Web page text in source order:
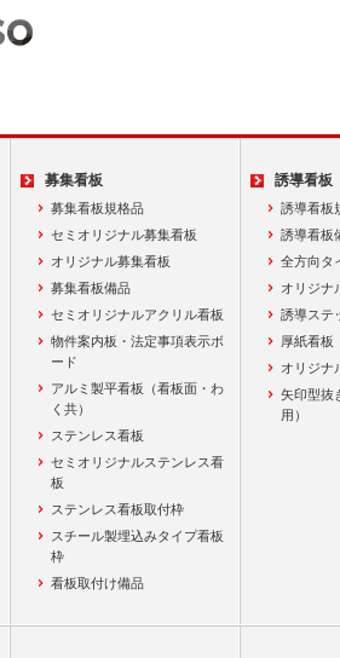
募集看板
募集看板規格品
セミオリジナル募集看板
オリジナル募集看板
募集看板備品
セミオリジナルアクリル看板
物件案内板・法定事項表示ボ
ード
アルミ製平看板（看板面・わ
く共）
ステンレス看板
セミオリジナルステンレス看
板
ステンレス看板取付枠
スチール製埋込みタイプ看板
枠
看板取付け備品
誘導看板
誘導看板
誘導看板
全方向タ
オリジナ
誘導ステ
厚紙看板
オリジナ
矢印型抜
用）